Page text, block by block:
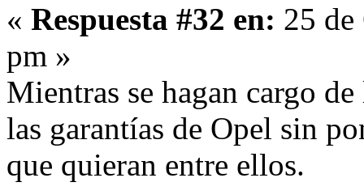
« Respuesta #32 en: 25
pm »
Mientras se hagan cargo
las garantías de Opel sin
que quieran entre ellos.